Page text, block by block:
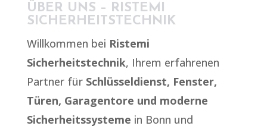
ÜBER UNS – RISTEMI
SICHERHEITSTECHNIK
Willkommen bei Ristemi
Sicherheitstechnik, Ihrem erfahrenen
Partner für Schlüsseldienst, Fenster,
Türen, Garagentore und moderne
Sicherheitssysteme in Bonn und